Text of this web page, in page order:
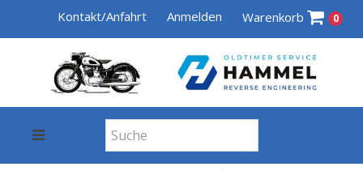
Kontakt/Anfahrt Anmelden Warenkorb 0